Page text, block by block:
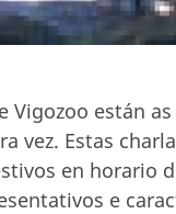
Vigozoo están
vez. Estas
en horario
e